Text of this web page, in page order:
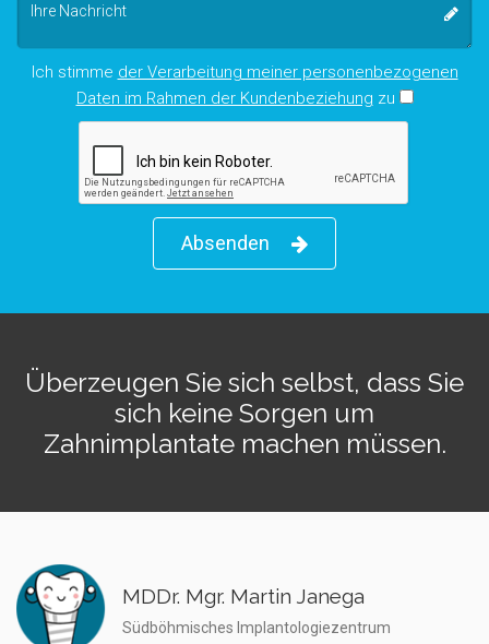
Ich stimme der Verarbeitung meiner personenbezogenen
Daten im Rahmen der Kundenbeziehung zu
Absenden
Überzeugen Sie sich selbst, dass Sie
sich keine Sorgen um
Zahnimplantate machen müssen.
MDDr. Mgr. Martin Janega
Südböhmisches Implantologiezentrum